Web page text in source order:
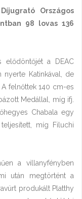
Országos
98 lovas 136
elődöntőjét a DEAC
nyerte Katinkával, de
felnőttek 140 cm-es
Medállal, míg ifj.
Chabala egy
míg Filuchi
a villanyfényben
után megtörtént a
produkált Platthy